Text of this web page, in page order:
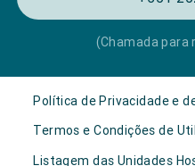
(Chamada para
Política de Privacidade e
Termos e Condições de
Listagem das Unidades